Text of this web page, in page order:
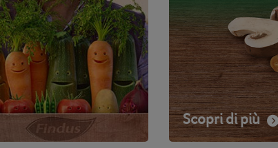
Scopri di più